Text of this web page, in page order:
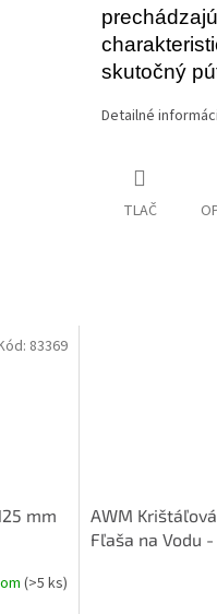
skutočný
Detailné
TLAČ
mm
(>5 ks)
83369
AWM
Fľaša na Vodu -